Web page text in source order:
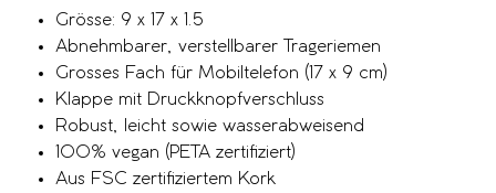
Grösse: 9 x 17 x 1.5
Abnehmbarer, verstellbarer Trageriemen
Grosses Fach für Mobiltelefon (17 x 9 cm)
Klappe mit Druckknopfverschluss
Robust, leicht sowie wasserabweisend
100% vegan (PETA zertifiziert)
Aus FSC zertifiziertem Kork